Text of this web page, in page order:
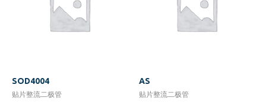
SOD4004
贴片整流二极管
AS
贴片整流二极管